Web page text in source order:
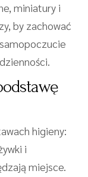
miniatury i
by zachować
higieny:
i
miejsce.